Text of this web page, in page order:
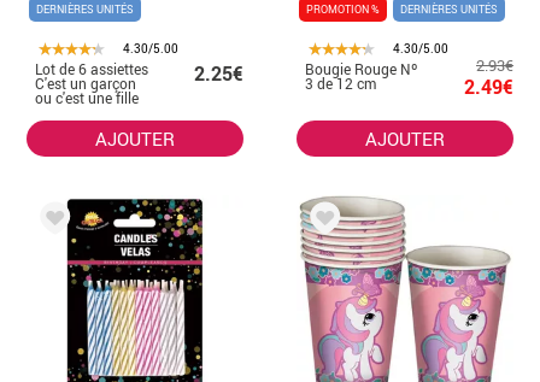
DERNIÈRES UNITÉS
4.30/5.00
Lot de 6 assiettes
C'est un garçon
ou c'est une fille
2.25€
AJOUTER
PROMOTION %
DERNIÈRES UNITÉS
4.30/5.00
Bougie Rouge Nº
3 de 12 cm
2.93€
2.49€
AJOUTER